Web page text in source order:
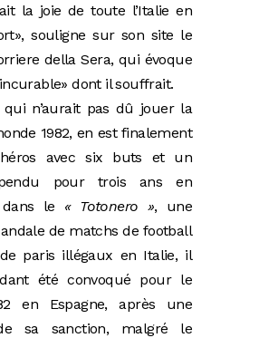
la joie de toute l’Italie en
souligne sur son site le
della Sera, qui évoque
dont il souffrait.
qui n’aurait pas dû jouer la
1982, en est finalement
avec six buts et un
pour trois ans en
le « Totonero », une
de matchs de football
paris illégaux en Italie, il
été convoqué pour le
en Espagne, après une
sa sanction, malgré le